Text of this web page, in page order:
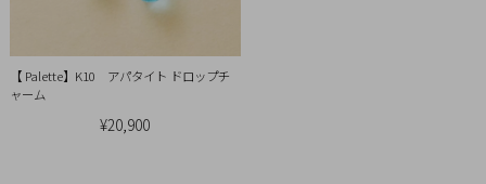
【 Palette】K10 アパタイト ドロップチ
ャーム
¥20,900
に
基